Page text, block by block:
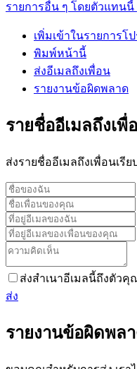
รายการอื่น ๆ โดยตัวแทนนี้
เพิ่มเข้าในรายการโ
พิมพ์หน้านี้
ส่งอีเมลถึงเพื่อน
รายงานข้อผิดพลาด
รายชื่ออีเมลถึงเพื่
ส่งรายชื่ออีเมลถึงเพื่อนเรีย
ส่งสำเนาอีเมลนี้ถึงตัวคุ
ส่ง
รายงานข้อผิดพล